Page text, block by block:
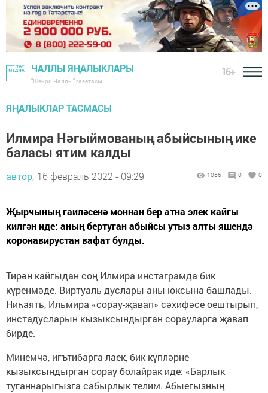
ЧАЛЛЫ ЯҢАЛЫКЛАРЫ
"Шәһри Чаллы" газетасы
16+
ЯҢАЛЫКЛАР ТАСМАСЫ
Илмира Нәгыймованың абыйсының ике
баласы ятим калды
автор, 16 февраль 2022 - 09:29 1066 0 0
Җырчының гаиләсенә моннан бер атна элек кайгы
килгән иде: аның бертуган абыйсы утыз алты яшендә
коронавирустан вафат булды.
Тирән кайгыдан соң Илмира инстаграмда бик
күренмәде. Виртуаль дуслары аны юксына башлады.
Ниһаять, Ильмира «сорау-җавап» сәхифәсе оештырып,
инстадусларын кызыксындырган сорауларга җавап
бирде.
Минемчә, игътибарга лаек, бик күпләрне
кызыксындырган сорау болайрак иде: «Барлык
туганнарыгызга сабырлык телим. Абыегызның